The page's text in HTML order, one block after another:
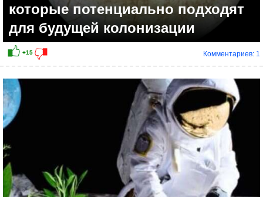
которые потенциально подходят
для будущей колонизации
Комментариев: 1